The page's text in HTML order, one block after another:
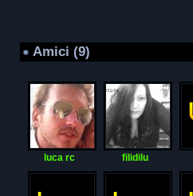
Amici (9)
luca rc filidilu